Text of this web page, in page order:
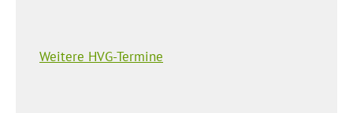
Weitere HVG-Termine